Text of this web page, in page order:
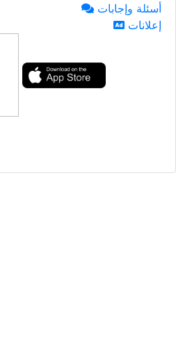
أسئلة وإجابات
إعلانات